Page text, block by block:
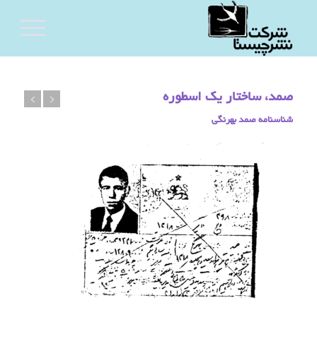
صمد، ساختار یک اسطوره
شناسنامه صمد بهرنگی